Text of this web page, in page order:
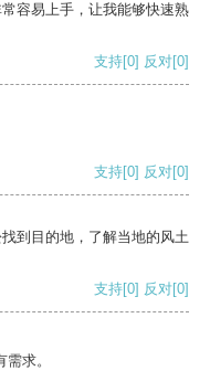
容易上手，让我能够快速熟
支持[0] 反对[0]
支持[0] 反对[0]
到目的地，了解当地的风土
支持[0] 反对[0]
求。